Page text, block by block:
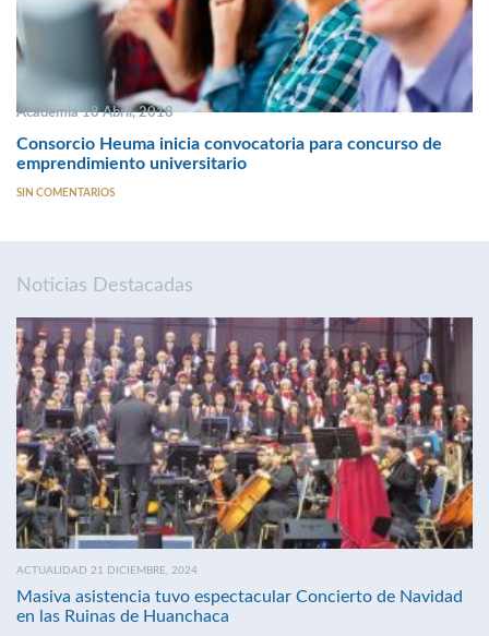
Academia 18 Abril, 2018
Consorcio Heuma inicia convocatoria para concurso de
emprendimiento universitario
SIN COMENTARIOS
Noticias Destacadas
ACTUALIDAD 21 DICIEMBRE, 2024
Masiva asistencia tuvo espectacular Concierto de Navidad
en las Ruinas de Huanchaca